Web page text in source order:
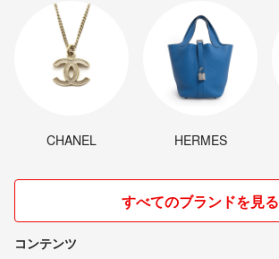
CHANEL HERMES
すべてのブランドを見る
コンテンツ